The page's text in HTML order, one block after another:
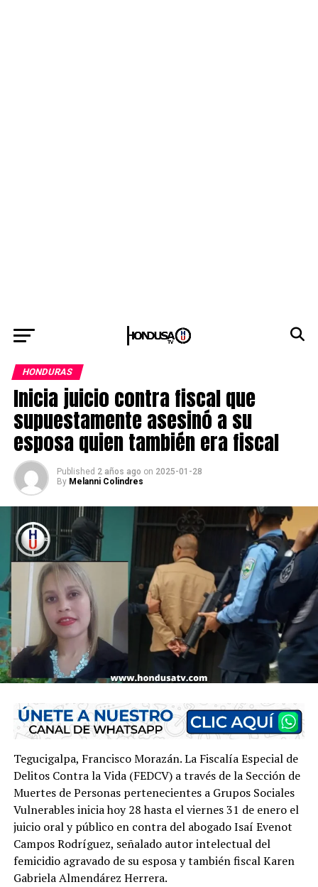
HONDURAS
Inicia juicio contra fiscal que
supuestamente asesinó a su
esposa quien también era fiscal
Published 2 años ago on 2025-01-28
By Melanni Colindres
Tegucigalpa, Francisco Morazán. La Fiscalía Especial de
Delitos Contra la Vida (FEDCV) a través de la Sección de
Muertes de Personas pertenecientes a Grupos Sociales
Vulnerables inicia hoy 28 hasta el viernes 31 de enero el
juicio oral y público en contra del abogado Isaí Evenot
Campos Rodríguez, señalado autor intelectual del
femicidio agravado de su esposa y también fiscal Karen
Gabriela Almendárez Herrera.